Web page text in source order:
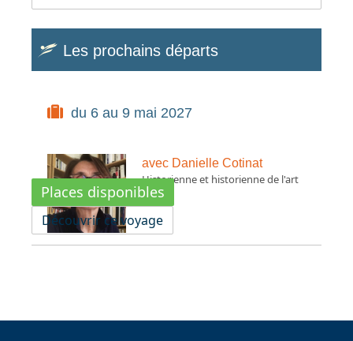
Les prochains départs
du 6 au 9 mai 2027
avec Danielle Cotinat
Historienne et historienne de l'art
Places disponibles
Découvrir ce voyage